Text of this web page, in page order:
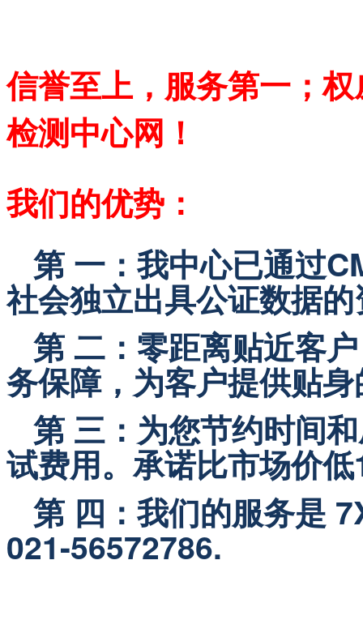
信誉至上，服务第一；
检测中心网！
我们的优势：
第 一：我中心已通过
社会独立出具公证数据
第 二：零距离贴近客
务保障，为客户提供贴
第 三：为您节约时间
试费用。承诺比市场价
第 四：我们的服务是
021-56572786.